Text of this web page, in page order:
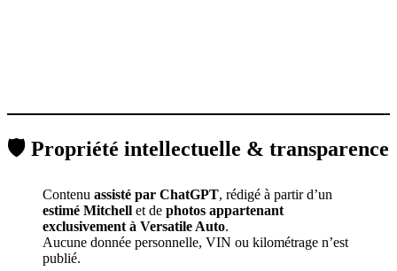
🛡️ Propriété intellectuelle & transparence
Contenu assisté par ChatGPT, rédigé à partir d’un
estimé Mitchell et de photos appartenant
exclusivement à Versatile Auto.
Aucune donnée personnelle, VIN ou kilométrage n’est
publié.